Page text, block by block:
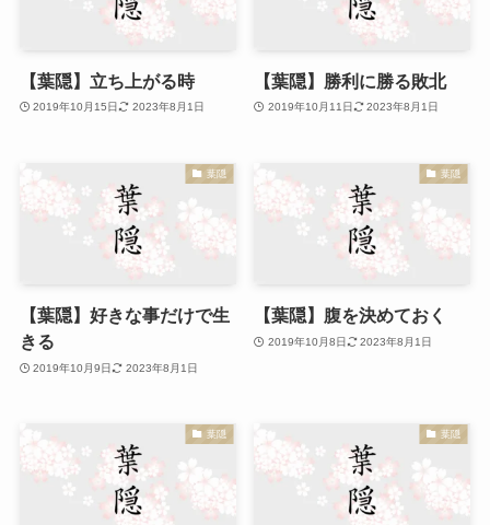
【葉隠】立ち上がる時
2019年10月15日 2023年8月1日
【葉隠】勝利に勝る敗北
2019年10月11日 2023年8月1日
葉隠
【葉隠】好きな事だけで生
きる
2019年10月9日 2023年8月1日
葉隠
【葉隠】腹を決めておく
2019年10月8日 2023年8月1日
葉隠 葉隠